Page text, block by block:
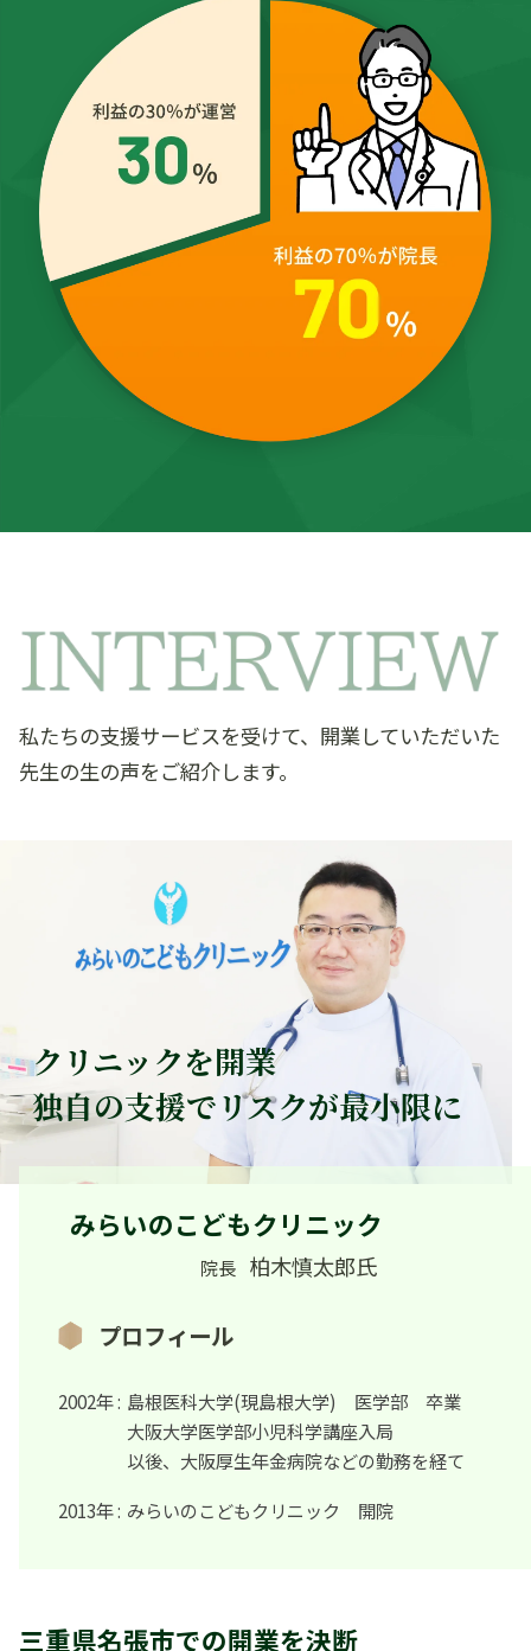
私たちの支援サービスを受けて、開業していただいた
先生の生の声をご紹介します。
クリニックを開業
独自の支援でリスクが最小限に
みらいのこどもクリニック
院長 柏木慎太郎氏
プロフィール
2002年 : 島根医科大学(現島根大学) 医学部 卒業
大阪大学医学部小児科学講座入局
以後、大阪厚生年金病院などの勤務を経て
2013年 : みらいのこどもクリニック 開院
三重県名張市での開業を決断